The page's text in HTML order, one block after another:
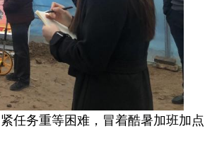
任务重等困难，冒着酷暑加班加